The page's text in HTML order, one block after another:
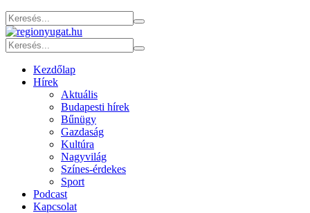
Kezdőlap
Hírek
Aktuális
Budapesti hírek
Bűnügy
Gazdaság
Kultúra
Nagyvilág
Színes-érdekes
Sport
Podcast
Kapcsolat